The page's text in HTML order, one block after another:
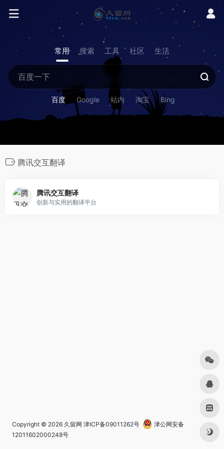
常用 搜索 工具 社区 生活
百度 Google 站内 淘宝 Bing
腾讯交互翻译
腾讯交互翻译
创新与实用的翻译平台
Copyright © 2026 久留网 津ICP备09011262号
津公网安备
12011602000248号